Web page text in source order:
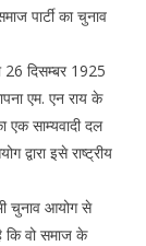
पार्टी का चुनाव
दिसम्बर 1925
एम. एन राय के
एक साम्यवादी दल
द्वारा इसे राष्ट्रीय
चुनाव आयोग से
है कि वो समाज के